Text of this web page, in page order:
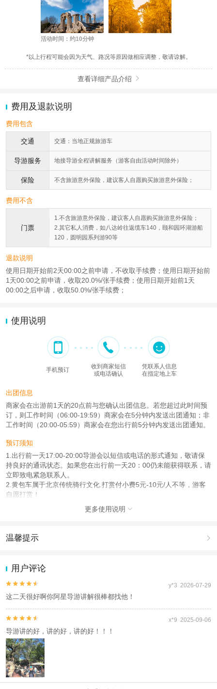
活动时间：约10分钟
*以上行程可能会因为天气、路况等原因做相应调整，敬请谅解。
查看详细产品介绍 
费用及退款说明
费用包含
交通 交通：当地正规旅游车
导游服务 地接导游全程讲解服务（游客自由活动时间除外）
保险 不含旅游意外保险，建议客人自愿购买旅游意外保险；
费用不含
门票
1.不含旅游意外保险，建议客人自愿购买旅游意外保险；
2.其它私人消费，如八达岭往返缆车140，颐和园环湖游船
120，圆明园系列游90等
退款说明
使用日期开始前2天00:00之前申请，不收取手续费；使用日期开始前
1天00:00之前申请，收取20.0%/张手续费；使用日期开始前1天
00:00之后申请，收取50.0%/张手续费；
使用说明
手机预订
收到商家短信
或电话确认
凭联系人信息
在指定地上车
出团信息
商家会在出游前1天的20点前与您确认出团信息。若您超过此时间预
订，则工作时间（06:00-19:59）商家会在5分钟内发送出团通知；非
工作时间（20:00-05:59）商家会在您出行前5分钟内发送出团通知。
预订须知
1.出行前一天17:00-20:00导游会以短信或电话的形式通知，敬请保
持良好的通讯状态。如果您在出行前一天20：00仍未能获得联系，请
立即致电紧急联系人。
2.黄包车属于北京传统骑行文化.打赏付小费5元-10元/人不等，游客
自愿打赏！
3.首都城市.交通压力比较大.早晚上班高峰期遇上堵车情况.请您耐心
等待.导游也会根据交通情况调整出发时间.望您理解；
您的证件出示给导游.导游会把差额现场退给您；
5.参观游览时请看管好自己的行李物品！
览，责任自负，敬请谅解。
7.温馨提示：行程 所列酒店为参考酒店，旺季北京酒店紧张，若所列
酒店满房我社会安排其他同级酒店，敬请旺季
8.若所选日期不成团，可改为大团退差价，若不接受改大团可给贵宾
无损退，敬请悉知
产品说明
1.出行前一天17:00-20:00导游会以短信或电话的形式通知，敬请保
持良好的通讯状态。如果您在出行前一天20：00仍未能获得联系，请
立即致电紧急联系人。
2.黄包车属于北京传统骑行文化.打赏付小费5元-10元/人不等，游客
自愿打赏！
3.首都城市.交通压力比较大.早晚上班高峰期遇上堵车情况.请您耐心
更多使用说明 
温馨提示 
动（如跳伞、潜水、滑雪等）前，请务必仔细阅读
2.为普及旅游安全知识及旅游文明公约，使您的旅程顺利圆满完成，
特制定《去哪儿网旅游安全手册》 ，请您认真阅读并切实遵守。
用户评论

 y*3 2026-07-29
这二天很好啊你阿星导游讲解很棒都找他！

 x*9 2025-09-06
导游讲的好，讲的好，讲的好！！！